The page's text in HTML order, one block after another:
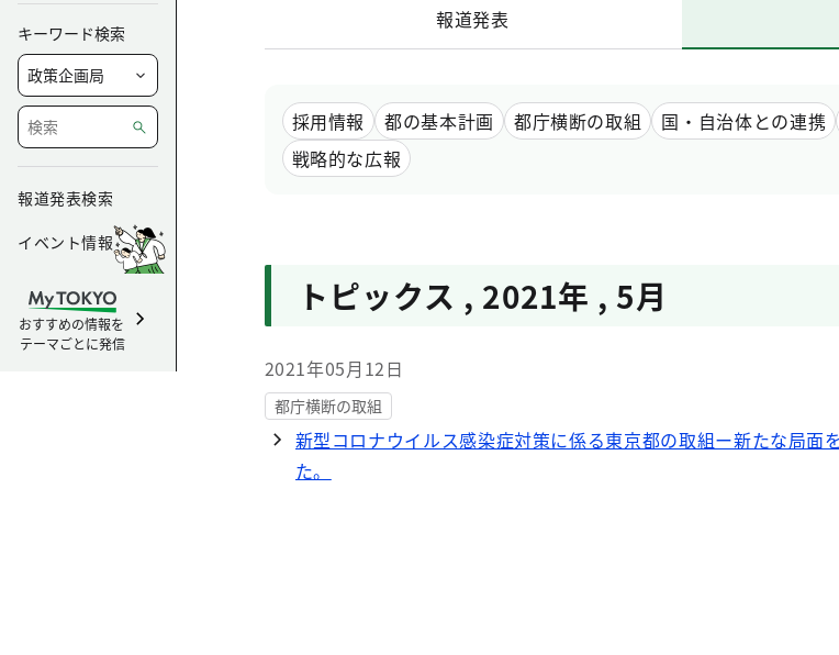
キーワード検索
報道発表検索
イベント情報
おすすめの情報を
テーマごとに発信
報道発表
採用情報 都の基本計画 都庁横断の取組 国・自治体との連携
戦略的な広報
トピックス , 2021年 , 5月
2021年05月12日
都庁横断の取組
新型コロナウイルス感染症対策に係る東京都の取組ー新たな局面
た。